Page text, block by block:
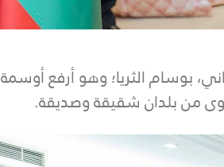
بوسام الثريا؛ وهو أرفع أوسمة
من بلدان شقيقة وصديقة.